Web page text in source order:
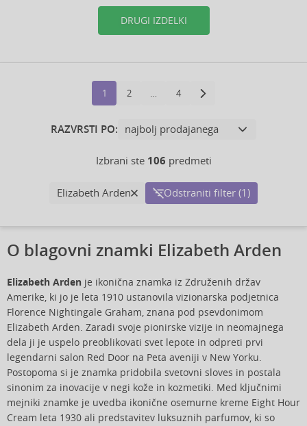
DRUGI IZDELKI
1 2 … 4
RAZVRSTI PO:
Izbrani ste 106 predmeti
Elizabeth Arden Odstraniti filter (1)
O blagovni znamki Elizabeth Arden
Elizabeth Arden je ikonična znamka iz Združenih držav
Amerike, ki jo je leta 1910 ustanovila vizionarska podjetnica
Florence Nightingale Graham, znana pod psevdonimom
Elizabeth Arden. Zaradi svoje pionirske vizije in neomajnega
dela ji je uspelo preoblikovati svet lepote in odpreti prvi
legendarni salon Red Door na Peta aveniji v New Yorku.
Postopoma si je znamka pridobila svetovni sloves in postala
sinonim za inovacije v negi kože in kozmetiki. Med ključnimi
mejniki znamke je uvedba ikonične osemurne kreme Eight Hour
Cream leta 1930 ali predstavitev luksuznih parfumov, ki so